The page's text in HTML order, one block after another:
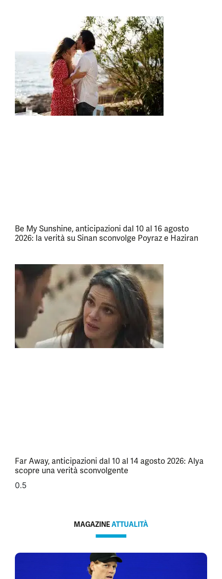
Be My Sunshine, anticipazioni dal 10 al 16 agosto
2026: la verità su Sinan sconvolge Poyraz e Haziran
Far Away, anticipazioni dal 10 al 14 agosto 2026: Alya
scopre una verità sconvolgente
MAGAZINEATTUALITÀ